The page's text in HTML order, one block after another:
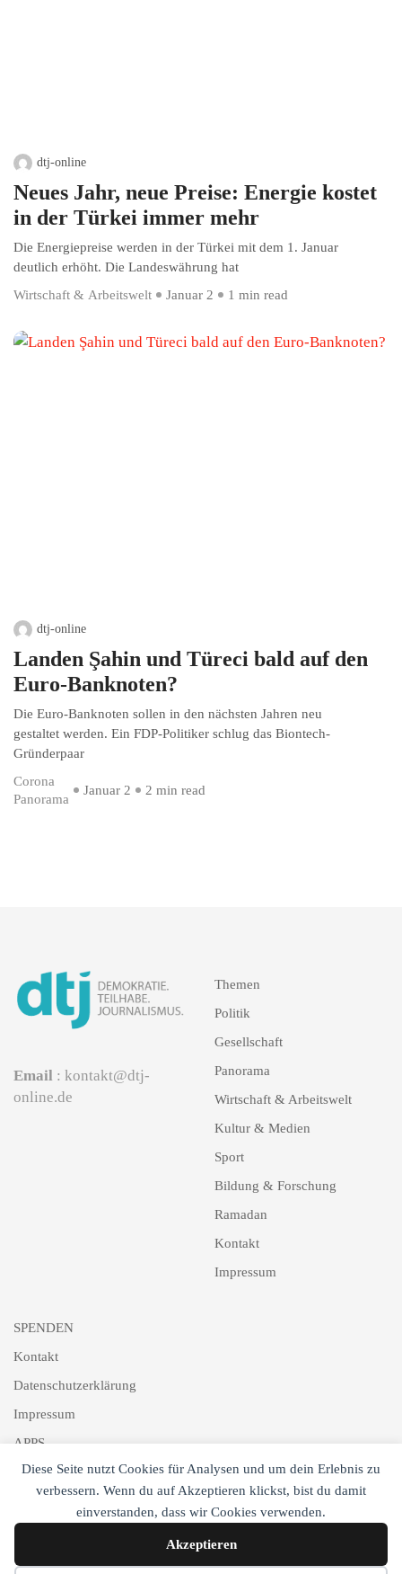
Diese Seite nutzt Cookies für Analysen und um dein Erlebnis zu
verbessern. Wenn du auf Akzeptieren klickst, bist du damit
einverstanden, dass wir Cookies verwenden.
Akzeptieren
dtj-online
Neues Jahr, neue Preise: Energie kostet
in der Türkei immer mehr
Die Energiepreise werden in der Türkei mit dem 1. Januar
deutlich erhöht. Die Landeswährung hat
Wirtschaft & Arbeitswelt
Januar 2 1 min read
dtj-online
Landen Şahin und Türeci bald auf den
Euro-Banknoten?
Die Euro-Banknoten sollen in den nächsten Jahren neu
gestaltet werden. Ein FDP-Politiker schlug das Biontech-
Gründerpaar
Corona
Panorama
Januar 2 2 min read
Email : kontakt@dtj-
online.de
Themen
Politik
Gesellschaft
Panorama
Wirtschaft & Arbeitswelt
Kultur & Medien
Sport
Bildung & Forschung
Ramadan
Kontakt
Impressum
SPENDEN
Kontakt
Datenschutzerklärung
Impressum
APPS
Schlagworte